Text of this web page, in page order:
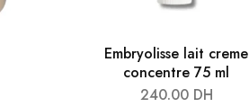
Embryolisse lait creme
concentre 75 ml
240.00 DH